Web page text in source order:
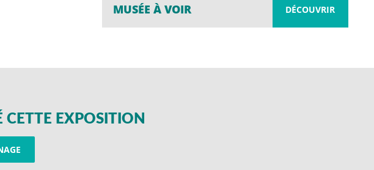
DÉCOUVRIR
MUSÉE À VOIR
CETTE EXPOSITION